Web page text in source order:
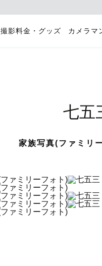
撮影料金・グッズ カメラマ
七五
家族写真(ファミリ